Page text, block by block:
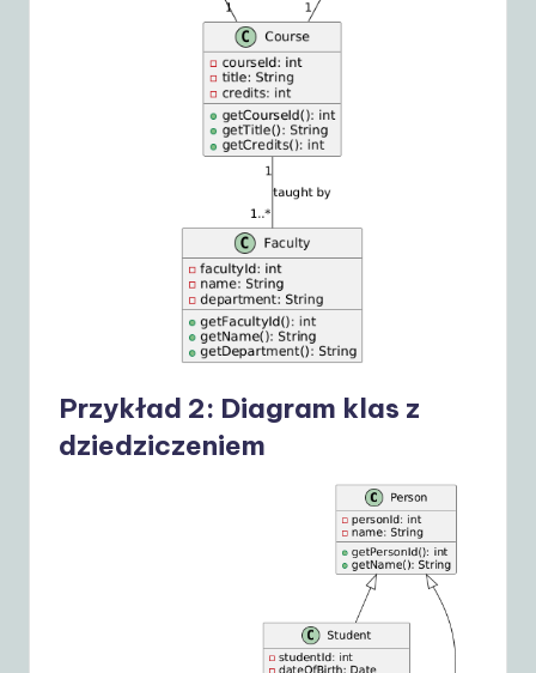
Przykład 2: Diagram klas z
dziedziczeniem